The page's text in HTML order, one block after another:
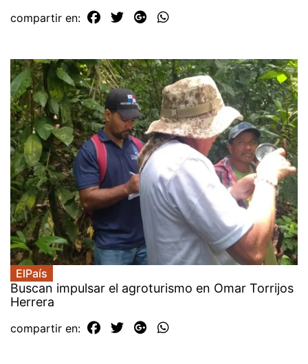
compartir en:
ElPaís
Buscan impulsar el agroturismo en Omar Torrijos
Herrera
compartir en: